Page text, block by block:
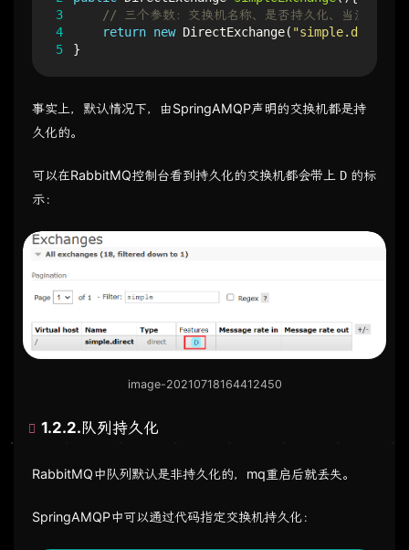
3
4
5
// 三个参数：交换机名称、是否持久化、当没有
return new DirectExchange( "simple.direct"
}
事实上，默认情况下，由SpringAMQP声明的交换机都是持
久化的。
可以在RabbitMQ控制台看到持久化的交换机都会带上 D 的标
示：
image-20210718164412450
1.2.2.队列持久化
RabbitMQ中队列默认是非持久化的，mq重启后就丢失。
SpringAMQP中可以通过代码指定交换机持久化：